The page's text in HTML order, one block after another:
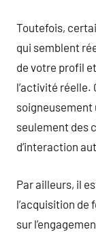
Toutefois,
qui semblent
de votre profil
l’activité réelle.
soigneusement
seulement des
d’interaction
Par ailleurs, il
l’acquisition de
sur